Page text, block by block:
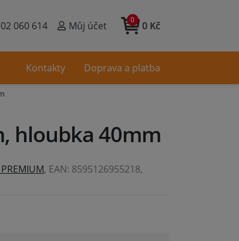
060 614 Můj účet 0 Kč
0
hloubka 40mm
, EAN: 8595126955218,
Kontakty Doprava a platba